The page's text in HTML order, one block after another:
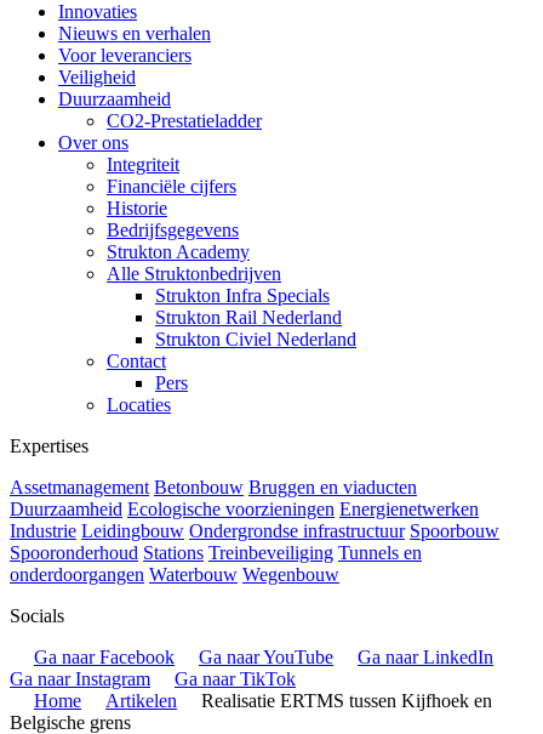
Innovaties
Nieuws en verhalen
Voor leveranciers
Veiligheid
Duurzaamheid
CO2-Prestatieladder
Over ons
Integriteit
Financiële cijfers
Historie
Bedrijfsgegevens
Strukton Academy
Alle Struktonbedrijven
Strukton Infra Specials
Strukton Rail Nederland
Strukton Civiel Nederland
Contact
Pers
Locaties
Expertises
Assetmanagement Betonbouw Bruggen en viaducten
Duurzaamheid Ecologische voorzieningen Energienetwerken
Industrie Leidingbouw Ondergrondse infrastructuur Spoorbouw
Spooronderhoud Stations Treinbeveiliging Tunnels en
onderdoorgangen Waterbouw Wegenbouw
Socials
Ga naar Facebook
Ga naar YouTube
Ga naar LinkedIn
Ga naar Instagram
Ga naar TikTok
Home
Artikelen
Realisatie ERTMS tussen Kijfhoek en
Belgische grens